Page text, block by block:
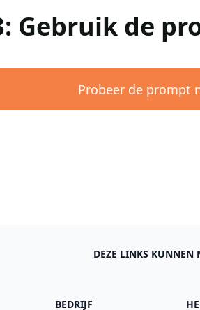
Gebruik de
Probeer de prompt
DEZE LINKS KUNNEN
BEDRIJF